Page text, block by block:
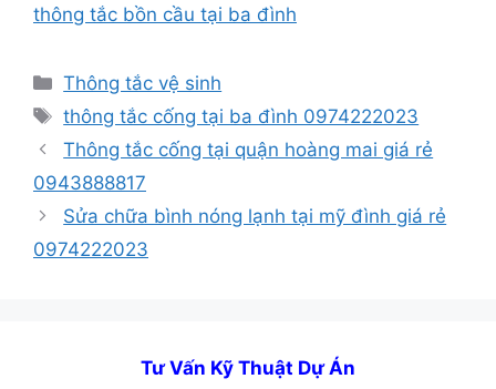
thông tắc bồn cầu tại ba đình
Danh
mục
Thông tắc vệ sinh
Thẻ
thông tắc cống tại ba đình 0974222023
Thông tắc cống tại quận hoàng mai giá rẻ
0943888817
Sửa chữa bình nóng lạnh tại mỹ đình giá rẻ
0974222023
Tư Vấn Kỹ Thuật Dự Án